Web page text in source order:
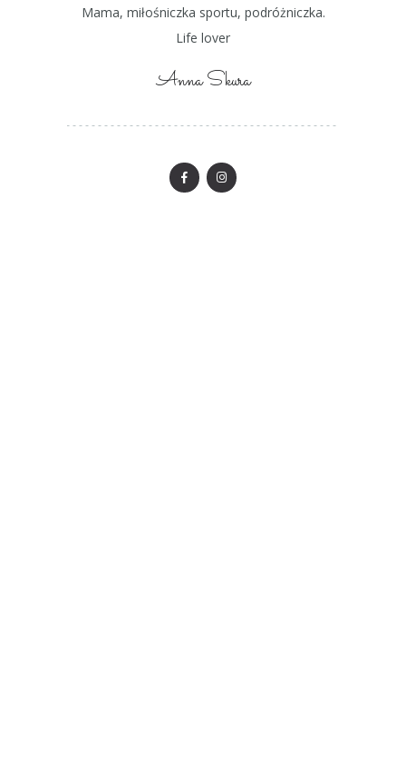
Mama, miłośniczka sportu, podróżniczka.
Life lover
Anna Skura